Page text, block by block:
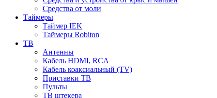
Средства от моли
Таймеры
Таймер IEK
Таймеры Robiton
ТВ
Антенны
Кабель HDMI, RCA
Кабель коаксиальный (TV)
Приставки ТВ
Пульты
ТВ штекера